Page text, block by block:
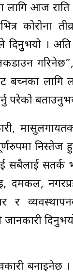
लागि आज
कोरोना
। अति
बच्नका लागि
परेको
सबैलाई
दमकल,
र
बनाइनेछ